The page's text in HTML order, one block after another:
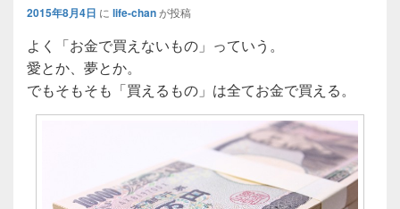
2015年8月4日 に life-chanが投稿
よく「お金で買えないもの」っていう。
愛とか、夢とか。
でもそもそも「買えるもの」は全てお金で買える。